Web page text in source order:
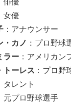
俳優
女優
：アナウンサー
・カノ ：プロ野球
ラー ：アメリカン
トーレス ：プロ野
タレント
元プロ野球選手